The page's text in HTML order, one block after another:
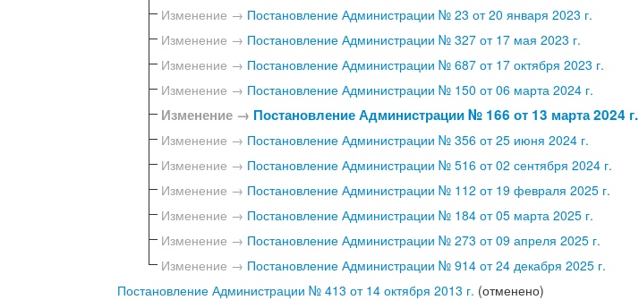
Изменение → Постановление Администрации № 23 от 20 января 2023 г.
Изменение → Постановление Администрации № 327 от 17 мая 2023 г.
Изменение → Постановление Администрации № 687 от 17 октября 2023 г.
Изменение → Постановление Администрации № 150 от 06 марта 2024 г.
Изменение → Постановление Администрации № 166 от 13 марта 2024 г.
Изменение → Постановление Администрации № 356 от 25 июня 2024 г.
Изменение → Постановление Администрации № 516 от 02 сентября 2024 г.
Изменение → Постановление Администрации № 112 от 19 февраля 2025 г.
Изменение → Постановление Администрации № 184 от 05 марта 2025 г.
Изменение → Постановление Администрации № 273 от 09 апреля 2025 г.
Изменение → Постановление Администрации № 914 от 24 декабря 2025 г.
Постановление Администрации № 413 от 14 октября 2013 г. (отменено)